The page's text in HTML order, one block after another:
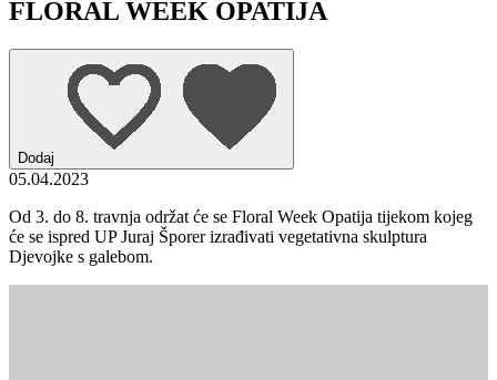
FLORAL WEEK OPATIJA
Dodaj
05.04.2023
Od 3. do 8. travnja održat će se Floral Week Opatija tijekom kojeg
će se ispred UP Juraj Šporer izrađivati vegetativna skulptura
Djevojke s galebom.